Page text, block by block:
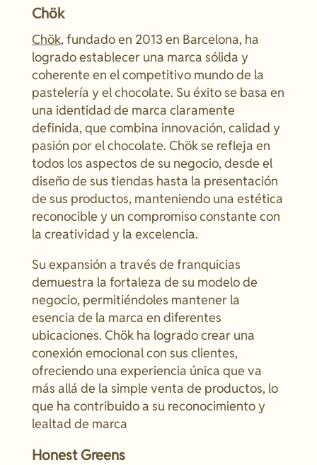
Chök
Chök, fundado en 2013 en Barcelona, ha
logrado establecer una marca sólida y
coherente en el competitivo mundo de la
pastelería y el chocolate. Su éxito se basa en
una identidad de marca claramente
definida, que combina innovación, calidad y
pasión por el chocolate. Chök se refleja en
todos los aspectos de su negocio, desde el
diseño de sus tiendas hasta la presentación
de sus productos, manteniendo una estética
reconocible y un compromiso constante con
la creatividad y la excelencia.
Su expansión a través de franquicias
demuestra la fortaleza de su modelo de
negocio, permitiéndoles mantener la
esencia de la marca en diferentes
ubicaciones. Chök ha logrado crear una
conexión emocional con sus clientes,
ofreciendo una experiencia única que va
más allá de la simple venta de productos, lo
que ha contribuido a su reconocimiento y
lealtad de marca
Honest Greens